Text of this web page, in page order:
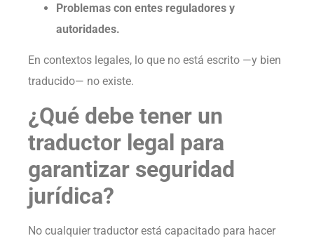
Problemas con entes reguladores y
autoridades.
En contextos legales, lo que no está escrito —y bien
traducido— no existe.
¿Qué debe tener un
traductor legal para
garantizar seguridad
jurídica?
No cualquier traductor está capacitado para hacer